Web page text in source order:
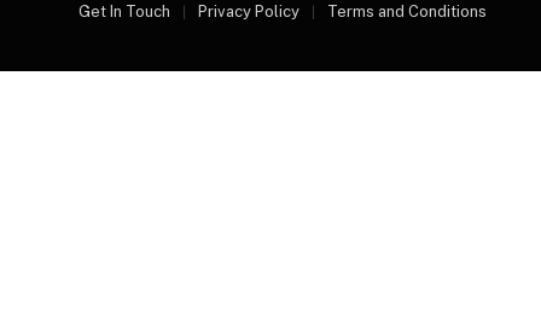
Get In Touch Privacy Policy Terms and Conditions